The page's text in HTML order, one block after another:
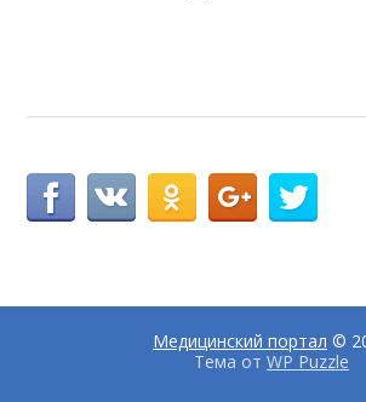
Медицинский портал ©
Тема от WP Puzzle